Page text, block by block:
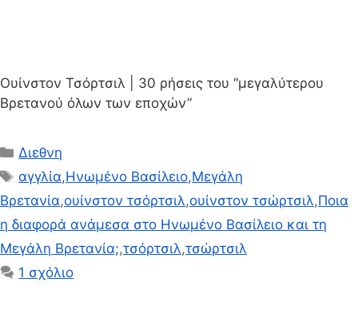
Ουίνστον Τσόρτσιλ | 30 ρήσεις του “μεγαλύτερου
Βρετανού όλων των εποχών”
Κατηγορίες
Διεθνη
Ετικέτες
αγγλία,Ηνωμένο Βασίλειο,Μεγάλη
Βρετανία,ουίνστον τσόρτσιλ,ουίνστον τσώρτσιλ,Ποια
η διαφορά ανάμεσα στο Ηνωμένο Βασίλειο και τη
Μεγάλη Βρετανία;,τσόρτσιλ,τσώρτσιλ
1 σχόλιο